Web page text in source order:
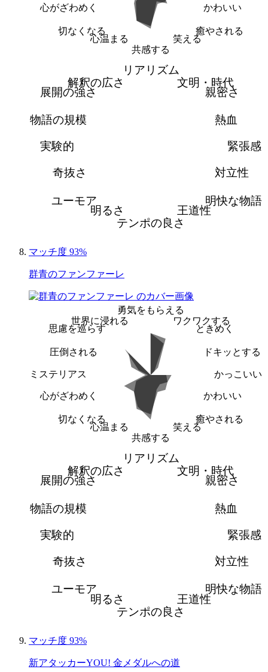
かわいい
癒やされる
笑える
共感する
心温まる
切なくなる
心がざわめく
リアリズム
文明・時代
親密さ
熱血
緊張感
対立性
明快な物語
王道性
テンポの良さ
明るさ
ユーモア
奇抜さ
実験的
物語の規模
展開の強さ
解釈の広さ
マッチ度 93%
群青のファンファーレ
勇気をもらえる
ワクワクする
ときめく
ドキッとする
かっこいい
かわいい
癒やされる
笑える
共感する
心温まる
切なくなる
心がざわめく
ミステリアス
圧倒される
思慮を巡らす
世界に浸れる
リアリズム
文明・時代
親密さ
熱血
緊張感
対立性
明快な物語
王道性
テンポの良さ
明るさ
ユーモア
奇抜さ
実験的
物語の規模
展開の強さ
解釈の広さ
マッチ度 93%
新アタッカーYOU! 金メダルへの道